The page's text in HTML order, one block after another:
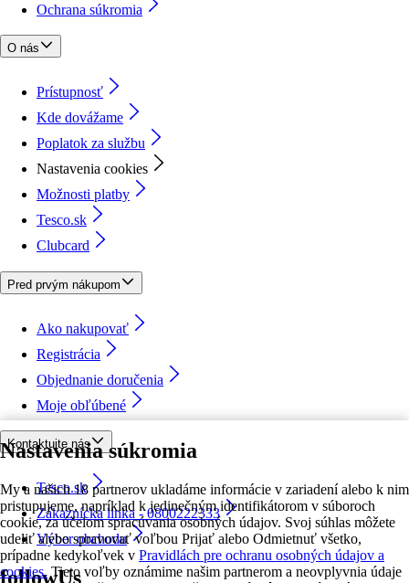
Nastavenia súkromia
My a našich 18 partnerov ukladáme informácie v zariadení alebo k nim
pristupujeme, napríklad k jedinečným identifikátorom v súboroch
cookie, za účelom spracúvania osobných údajov. Svoj súhlas môžete
udeliť alebo spravovať voľbou Prijať alebo Odmietnuť všetko,
prípadne kedykoľvek v Pravidlách pre ochranu osobných údajov a
cookies. Tieto voľby oznámime našim partnerom a neovplyvnia údaje
Ochrana súkromia
O nás
Prístupnosť
Kde dovážame
Poplatok za službu
Nastavenia cookies
Možnosti platby
Tesco.sk
Clubcard
Pred prvým nákupom
Ako nakupovať
Registrácia
Objednanie doručenia
Moje obľúbené
Kontaktujte nás
Tesco.sk
Zákaznícka linka - 0800222333
Výber obchodu
followUs